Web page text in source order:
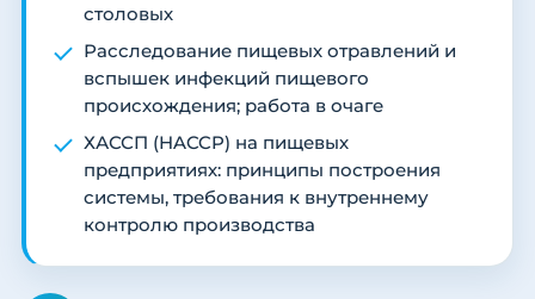
столовых
Расследование пищевых отравлений и
вспышек инфекций пищевого
происхождения; работа в очаге
ХАССП (HACCP) на пищевых
предприятиях: принципы построения
системы, требования к внутреннему
контролю производства